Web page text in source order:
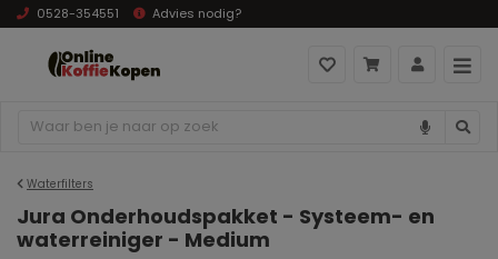
0528-354551 Advies nodig?
Waterfilters
Jura Onderhoudspakket - Systeem- en
waterreiniger - Medium